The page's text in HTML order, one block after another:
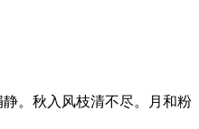
。秋入风枝清不尽。月和粉